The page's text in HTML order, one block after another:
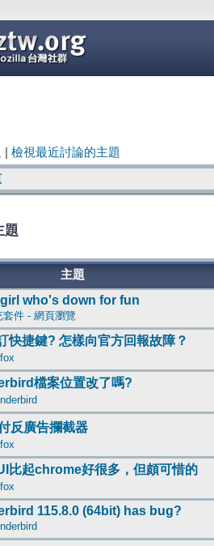
檢視最近討論的主題
題
主題
girl who's down for fun
套件 - 網頁瀏覽
快捷鍵? 怎樣向官方回報故障？
檔案位置改了嗎?
反廣告攔截器
比起chrome好很多，但頗可惜的
115.8.0 (64bit) has bug?